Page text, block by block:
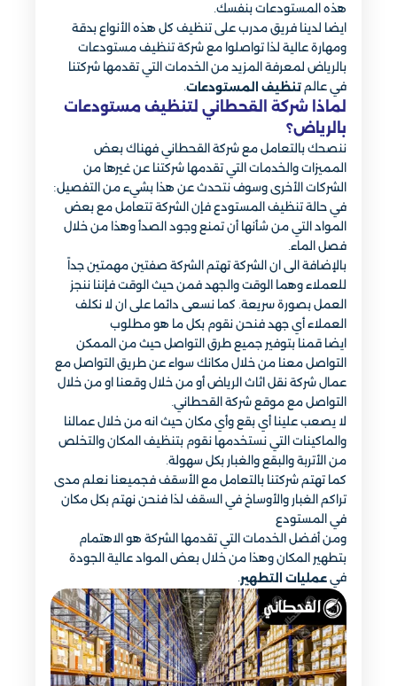
هذه المستودعات بنفسك.
ايضا لدينا فريق مدرب على تنظيف كل هذه الأنواع بدقة
ومهارة عالية لذا تواصلوا مع شركة تنظيف مستودعات
بالرياض لمعرفة المزيد من الخدمات التي تقدمها شركتنا
في عالم تنظيف المستودعات.
لماذا شركة القحطاني لتنظيف مستودعات
بالرياض؟
ننصحك بالتعامل مع شركة القحطاني فهناك بعض
المميزات والخدمات التي تقدمها شركتنا عن غيرها من
الشركات الأخرى وسوف نتحدث عن هذا بشيء من التفصيل:
في حالة تنظيف المستودع فإن الشركة تتعامل مع بعض
المواد التي من شأنها أن تمنع وجود الصدأ وهذا من خلال
فصل الماء.
بالإضافة الى ان الشركة تهتم الشركة صفتين مهمتين جداً
للعملاء وهما الوقت والجهد فمن حيث الوقت فإننا ننجز
العمل بصورة سريعة. كما نسعى دائما على ان لا نكلف
العملاء أي جهد فنحن نقوم بكل ما هو مطلوب
ايضا قمنا بتوفير جميع طرق التواصل حيث من الممكن
التواصل معنا من خلال مكانك سواء عن طريق التواصل مع
عمال شركة نقل اثاث الرياض أو من خلال وقعنا او من خلال
التواصل مع موقع شركة القحطاني.
لا يصعب علينا أي بقع وأي مكان حيث انه من خلال عمالنا
والماكينات التي نستخدمها نقوم بتنظيف المكان والتخلص
من الأتربة والبقع والغبار بكل سهولة.
كما تهتم شركتنا بالتعامل مع الأسقف فجميعنا نعلم مدى
تراكم الغبار والأوساخ في السقف لذا فنحن نهتم بكل مكان
في المستودع
ومن أفضل الخدمات التي تقدمها الشركة هو الاهتمام
بتطهير المكان وهذا من خلال بعض المواد عالية الجودة
في عمليات التطهير